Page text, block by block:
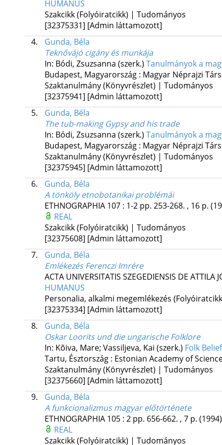
HUMANUS
Szakcikk (Folyóiratcikk) | Tudományos
[32375331] [Admin láttamozott]
4.
Gunda, Béla
Teknővájó cigány és munkája
In: Bódi, Zsuzsanna (szerk.) Tanulmányok a
Budapest, Magyarország : Magyar Néprajzi
Szaktanulmány (Könyvrészlet) | Tudományos
[32375941] [Admin láttamozott]
5.
Gunda, Béla
The tub-making Gypsy and his trade
In: Bódi, Zsuzsanna (szerk.) Tanulmányok a
Budapest, Magyarország : Magyar Néprajzi
Szaktanulmány (Könyvrészlet) | Tudományos
[32375945] [Admin láttamozott]
6.
Gunda, Béla
A tönköly etnobotanikai problémái
ETHNOGRAPHIA 107: 1-2 pp. 253-268. , 16 p.
REAL
Szakcikk (Folyóiratcikk) | Tudományos
[32375608] [Admin láttamozott]
7.
Gunda, Béla
Emlékezés Ferenczi Imrére
ACTA UNIVERSITATIS SZEGEDIENSIS DE ATTILA
HUMANUS
Personalia, alkalmi megemlékezés
[32375334] [Admin láttamozott]
8.
Gunda, Béla
Oskar Loorits und die ungarische Folklore
In: Kõiva, Mare; Vassiljeva, Kai (szerk.) Folk
Tartu, Észtország : Estonian Academy of
Szaktanulmány (Könyvrészlet) | Tudományos
[32375660] [Admin láttamozott]
9.
Gunda, Béla
A funkcionalizmus magyar előtörténete
ETHNOGRAPHIA 105: 2 pp. 656-662. , 7 p. (1994)
REAL
Szakcikk (Folyóiratcikk) | Tudományos